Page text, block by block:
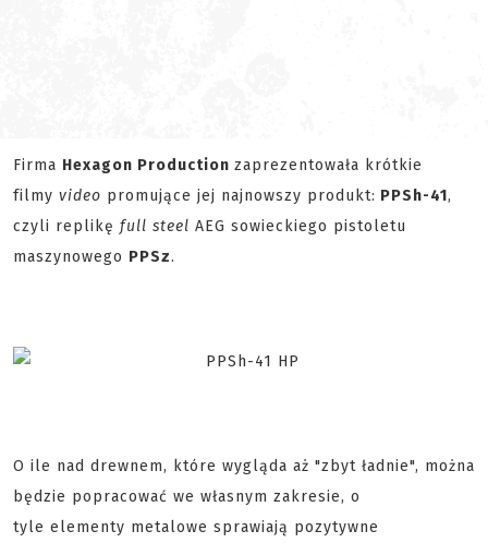
Firma Hexagon Production zaprezentowała krótkie
filmy video promujące jej najnowszy produkt: PPSh-41,
czyli replikę full steel AEG sowieckiego pistoletu
maszynowego PPSz.
O ile nad drewnem, które wygląda aż "zbyt ładnie", można
będzie popracować we własnym zakresie, o
tyle elementy metalowe sprawiają pozytywne